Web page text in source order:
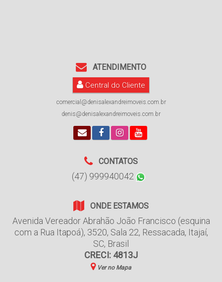
ATENDIMENTO
Central do Cliente
comercial@denisalexandreimoveis.com.br
denis@denisalexandreimoveis.com.br
CONTATOS
(47) 999940042
ONDE ESTAMOS
Avenida Vereador Abrahão João Francisco (esquina
com a Rua Itapoá), 3520, Sala 22, Ressacada, Itajaí,
SC, Brasil
CRECI: 4813J
Ver no Mapa